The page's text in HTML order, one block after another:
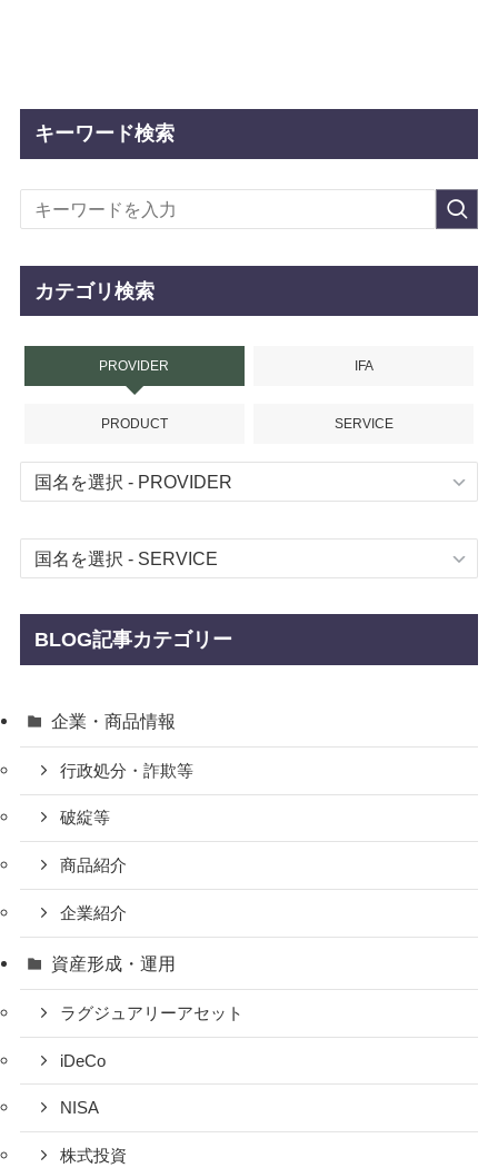
キーワード検索
カテゴリ検索
PROVIDER IFA
PRODUCT SERVICE
BLOG記事カテゴリー
企業・商品情報
行政処分・詐欺等
破綻等
商品紹介
企業紹介
資産形成・運用
ラグジュアリーアセット
iDeCo
NISA
株式投資